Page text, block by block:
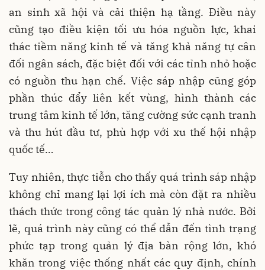
an sinh xã hội và cải thiện hạ tầng. Điều này
cũng tạo điều kiện tối ưu hóa nguồn lực, khai
thác tiềm năng kinh tế và tăng khả năng tự cân
đối ngân sách, đặc biệt đối với các tỉnh nhỏ hoặc
có nguồn thu hạn chế. Việc sáp nhập cũng góp
phần thúc đẩy liên kết vùng, hình thành các
trung tâm kinh tế lớn, tăng cường sức cạnh tranh
và thu hút đầu tư, phù hợp với xu thế hội nhập
quốc tế…
Tuy nhiên, thực tiễn cho thấy quá trình sáp nhập
không chỉ mang lại lợi ích mà còn đặt ra nhiều
thách thức trong công tác quản lý nhà nước. Bởi
lẽ, quá trình này cũng có thể dẫn đến tình trạng
phức tạp trong quản lý địa bàn rộng lớn, khó
khăn trong việc thống nhất các quy định, chính